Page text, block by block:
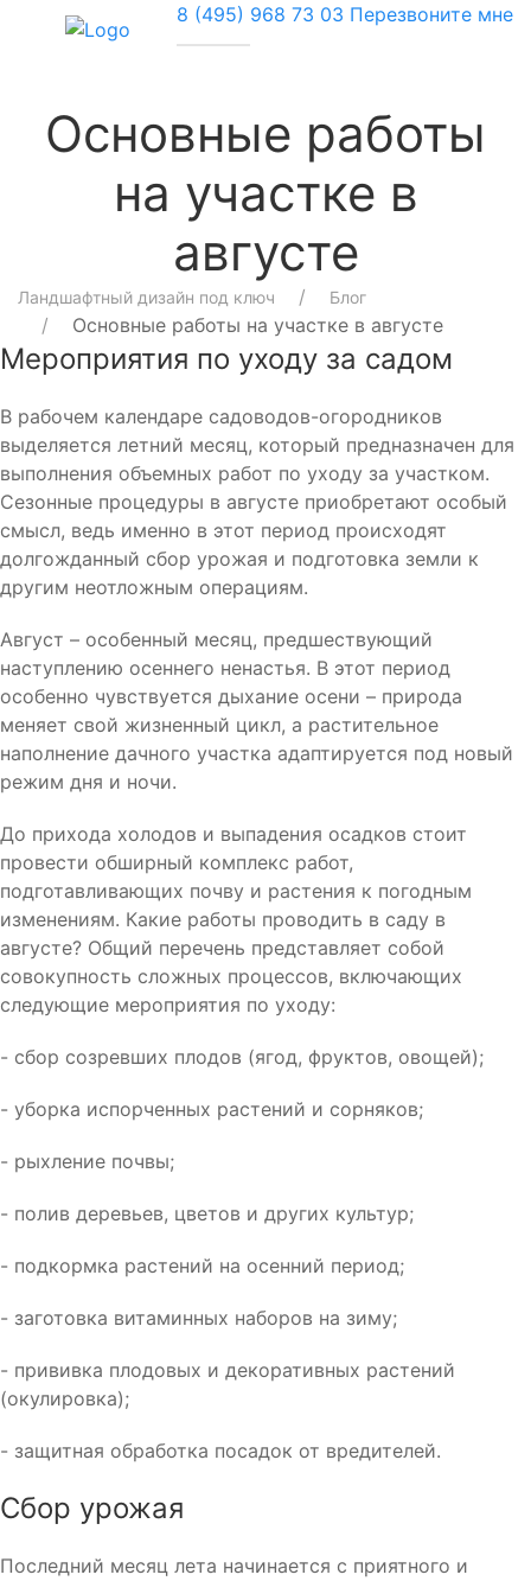
8 (495) 968 73 03 Перезвоните мне
Основные работы
на участке в
августе
Ландшафтный дизайн под ключ Блог
Основные работы на участке в августе
Мероприятия по уходу за садом
В рабочем календаре садоводов-огородников
выделяется летний месяц, который предназначен для
выполнения объемных работ по уходу за участком.
Сезонные процедуры в августе приобретают особый
смысл, ведь именно в этот период происходят
долгожданный сбор урожая и подготовка земли к
другим неотложным операциям.
Август – особенный месяц, предшествующий
наступлению осеннего ненастья. В этот период
особенно чувствуется дыхание осени – природа
меняет свой жизненный цикл, а растительное
наполнение дачного участка адаптируется под новый
режим дня и ночи.
До прихода холодов и выпадения осадков стоит
провести обширный комплекс работ,
подготавливающих почву и растения к погодным
изменениям. Какие работы проводить в саду в
августе? Общий перечень представляет собой
совокупность сложных процессов, включающих
следующие мероприятия по уходу:
- сбор созревших плодов (ягод, фруктов, овощей);
- уборка испорченных растений и сорняков;
- рыхление почвы;
- полив деревьев, цветов и других культур;
- подкормка растений на осенний период;
- заготовка витаминных наборов на зиму;
- прививка плодовых и декоративных растений
(окулировка);
- защитная обработка посадок от вредителей.
Сбор урожая
Последний месяц лета начинается с приятного и